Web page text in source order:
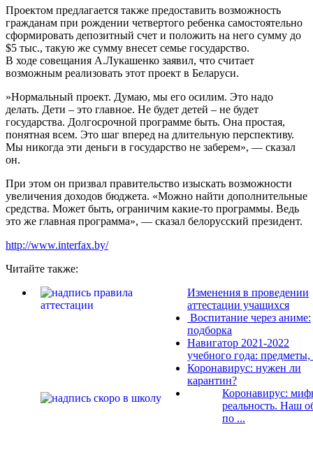
Проектом предлагается также предоставить возможность
гражданам при рождении четвертого ребенка самостоятельно
сформировать депозитный счет и положить на него сумму до
$5 тыс., такую же сумму внесет семье государство.
В ходе совещания А.Лукашенко заявил, что считает
возможным реализовать этот проект в Беларуси.
»Нормальный проект. Думаю, мы его осилим. Это надо
делать. Дети – это главное. Не будет детей – не будет
государства. Долгосрочной программе быть. Она простая,
понятная всем. Это шаг вперед на длительную перспективу.
Мы никогда эти деньги в государство не заберем», — сказал
он.
При этом он призвал правительство изыскать возможности
увеличения доходов бюджета. «Можно найти дополнительные
средства. Может быть, ограничим какие-то программы. Ведь
это же главная программа», — сказал белорусский президент.
http://www.interfax.by/
Читайте также:
Изменения в проведении
аттестации учащихся
Воспитание через аниме:
подборка
Навигатор 2021-2022
учебного года: предметы,
Коронавирус: нужен ли
карантин?
Коронавирус:
реальность. Наш
по ...